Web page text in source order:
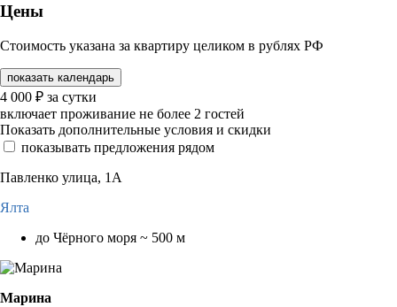
Цены
Стоимость указана за квартиру целиком в рублях РФ
показать календарь
4 000 ₽ за сутки
включает проживание не более 2 гостей
Показать дополнительные условия и скидки
показывать предложения рядом
Павленко улица, 1А
Ялта
до Чёрного моря ~ 500 м
Марина